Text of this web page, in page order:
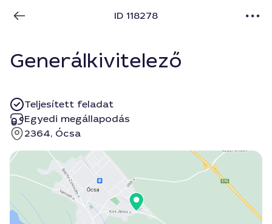
ID 118278
Generálkivitelező
Teljesített feladat
Egyedi megállapodás
2364, Ócsa